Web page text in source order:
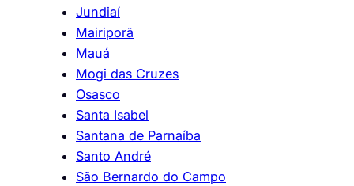
Jundiaí
Mairiporã
Mauá
Mogi das Cruzes
Osasco
Santa Isabel
Santana de Parnaíba
Santo André
São Bernardo do Campo